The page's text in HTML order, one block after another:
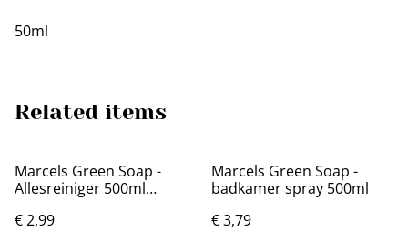
50ml
Related items
Marcels Green Soap -
Allesreiniger 500ml
€ 2,99
Marcels Green Soap -
badkamer spray 500ml
€ 3,79